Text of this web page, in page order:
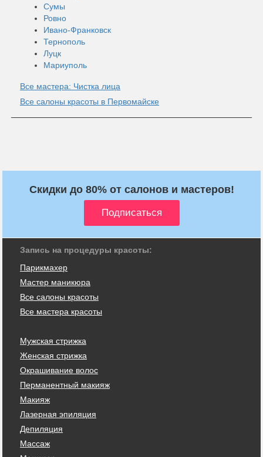
Сумы
Ровно
Ивано-Франковск
Тернополь
Луцк
Мариуполь
Все мастера: Чистка лица
Все салоны красоты в Первомайске
Скидки до 80% от салонов и мастеров!
Запись на процедуры красоты:
Парикмахер
Мастер маникюра
Все салоны красоты
Все мастера красоты
Мужская стрижка
Женская стрижка
Окрашивание волос
Перманентный макияж
Макияж
Лазерная эпиляция
Депиляция
Массаж